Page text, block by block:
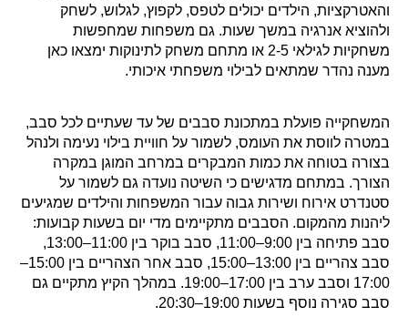
והאטרקציות, הילדים יכולים לטפס, לקפוץ, לגלוש, לשחק
ולהוציא אנרגיה במשך שעות. גם משפחות שמחפשות
משחקיות לגילאי 2-5 או מתחם משחק לתינוקות ימצאו כאן
מענה נהדר שמתאים לבילוי משפחתי איכותי.
המשחקייה פועלת במתכונת סבבים של עד שעתיים לכל סבב,
במטרה לווסת את העומס, לשמור על חוויית בילוי נעימה ולנהל
בצורה בטוחה את כמות המבקרים במרחב המוגן במקרה
הצורך. במתחם מדגישים כי השיטה נועדה גם לשמור על
סטנדרט אירוח ושירות גבוה עבור המשפחות והילדים שמגיעים
ליהנות מהמקום. הסבבים מתקיימים מדי יום בשעות קבועות:
סבב פתיחה בין 9:00–11:00, סבב בוקר בין 11:00–13:00,
סבב צהריים בין 13:00–15:00, סבב אחר הצהריים בין 15:00–
17:00 וסבב ערב בין 17:00–19:00. במהלך הקיץ מתקיים גם
סבב סגירה נוסף בשעות 19:00–20:30.